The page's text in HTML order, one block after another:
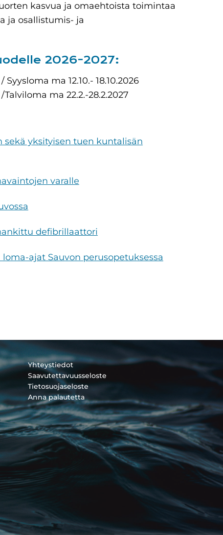
kasvua ja omaehtoista toimintaa
ja osallistumis- ja
2026-2027:
Syysloma ma 12.10.- 18.10.2026
ma 22.2.-28.2.2027
yksityisen tuen kuntalisän
varalle
defibrillaattori
ajat Sauvon perusopetuksessa
Yhteystiedot
Saavutettavuusseloste
Tietosuojaseloste
Anna palautetta